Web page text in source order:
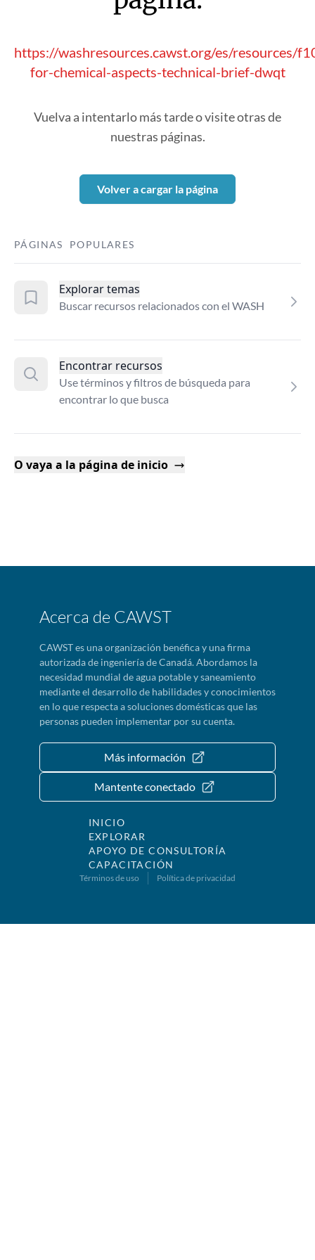
https://washresources.cawst.org/es/resources/
for-chemical-aspects-technical-brief-dwqt
Vuelva a intentarlo más tarde o visite otras de
nuestras páginas.
Volver a cargar la página
PÁGINAS POPULARES
Explorar temas
Buscar recursos relacionados con el WASH
Encontrar recursos
Use términos y filtros de búsqueda para
encontrar lo que busca
O vaya a la página de inicio
Acerca de CAWST
CAWST es una organización benéfica y una firma
autorizada de ingeniería de Canadá. Abordamos la
necesidad mundial de agua potable y saneamiento
mediante el desarrollo de habilidades y conocimientos
en lo que respecta a soluciones domésticas que las
personas pueden implementar por su cuenta.
Más información
Mantente conectado
INICIO
EXPLORAR
APOYO DE CONSULTORÍA
CAPACITACIÓN
Términos de uso Política de privacidad